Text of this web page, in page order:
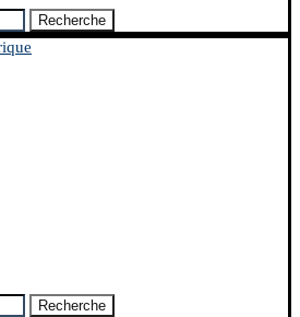
Recherche
Recherche